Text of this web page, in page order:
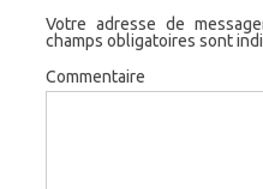
Votre adresse de
champs obligatoires sont
Commentaire